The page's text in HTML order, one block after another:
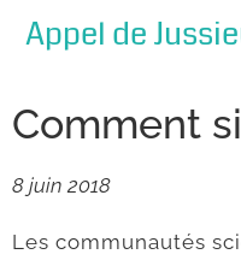
Appel de
Comment
8 juin 2018
Les communautés